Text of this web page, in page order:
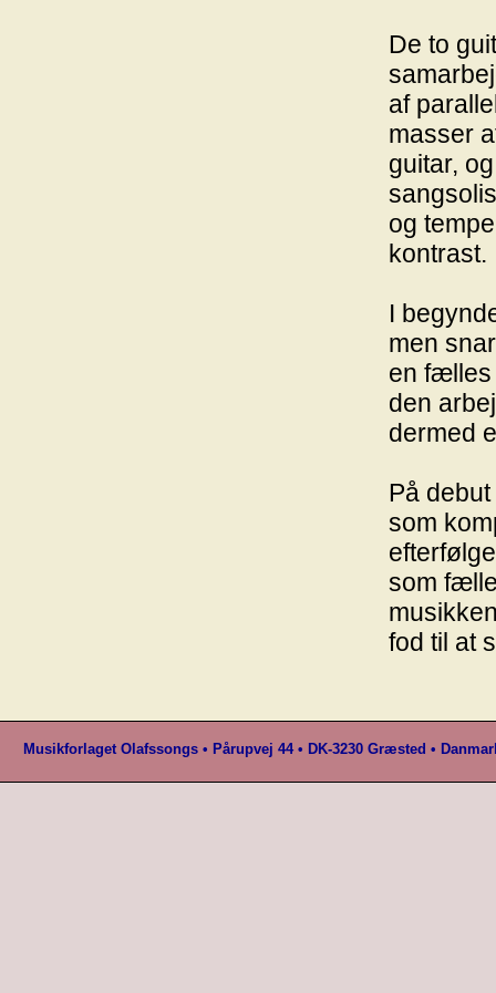
De to
af
masser
guitar,
og
kontrast.
I
men
en fælles
den
dermed
På
som
som
fod til at
Musikforlaget Olafssongs • Pårupvej 44 • DK-3230 Græsted •